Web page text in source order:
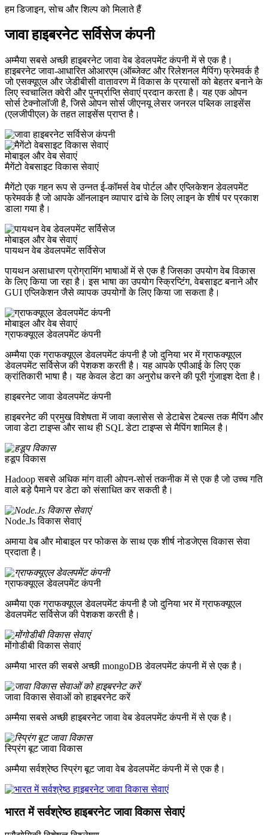
हम डिजाइन, सोच और शिल्प को मिलाते हैं
जावा हाइबरनेट सर्विसेज कंपनी
अम्मैया सबसे अच्छी हाइबरनेट जावा वेब डेवलपमेंट कंपनी में से एक है।
हाइबरनेट जावा-आधारित ओआरएम (ऑब्जेक्ट और रिलेशनल मैपिंग) फ्रेमवर्क है
जो एसक्यूएल और जेडीबीसी वातावरण में विकास के प्रयासों को बेहतर बनाने के
लिए स्वचालित क्वेरी और पुनर्प्राप्ति सेवाएं प्रदान करता है। यह एक ओपन
सोर्स टेक्नोलॉजी है, जिसे ओपन सोर्स जीएनयू लेसर जनरल पब्लिक लाइसेंस
(एलजीपीएल) के तहत लाइसेंस प्राप्त है।
मोबाइल और वेब सेवाएं
मैगेंटो वेबसाइट विकास सेवाएं
मैगेंटो एक गहन रूप से उन्नत ई-कॉमर्स वेब पोर्टल और एप्लिकेशन डेवलपमेंट
फ्रेमवर्क है जो आपके ऑनलाइन व्यापार ढांचे के लिए लाइन के शीर्ष पर प्रकाश
डाला गया है।
मोबाइल और वेब सेवाएं
पायथन वेब डेवलपमेंट सर्विसेज
पायथन असाधारण प्रोग्रामिंग भाषाओं में से एक है जिसका उपयोग वेब विकास
के लिए किया जा रहा है। इस भाषा का उपयोग स्क्रिप्टिंग, वेबसाइट बनाने और
GUI एप्लिकेशन जैसे व्यापक उपयोगों के लिए किया जा सकता है।
मोबाइल और वेब सेवाएं
ग्राफक्यूएल डेवलपमेंट कंपनी
अम्मैया एक ग्राफक्यूएल डेवलपमेंट कंपनी है जो दुनिया भर में ग्राफक्यूएल
डेवलपमेंट सर्विसेज की पेशकश करती है। यह आपके एपीआई के लिए एक
क्रांतिकारी भाषा है। यह केवल डेटा का अनुरोध करने की पूरी गुंजाइश देता है।
हाइबरनेट जावा डेवलपमेंट कंपनी
हाइबरनेट की प्रमुख विशेषता में जावा क्लासेस से डेटाबेस टेबल्स तक मैपिंग और
जावा डेटा टाइप्स और साथ ही SQL डेटा टाइप्स से मैपिंग शामिल है।
हडूप विकास
Hadoop सबसे अधिक मांग वाली ओपन-सोर्स तकनीक में से एक है जो उच्च गति
वाले बड़े पैमाने पर डेटा को संसाधित कर सकती है।
Node.Js विकास सेवाएं
अमाया वेब और मोबाइल पर फोकस के साथ एक शीर्ष नोडजेएस विकास सेवा
प्रदाता है।
ग्राफक्यूएल डेवलपमेंट कंपनी
अम्मैया एक ग्राफक्यूएल डेवलपमेंट कंपनी है जो दुनिया भर में ग्राफक्यूएल
डेवलपमेंट सर्विसेज की पेशकश करती है।
मोंगोडीबी विकास सेवाएं
अम्मैया भारत की सबसे अच्छी mongoDB डेवलपमेंट कंपनी में से एक है।
जावा विकास सेवाओं को हाइबरनेट करें
अम्मैया सबसे अच्छी हाइबरनेट जावा वेब डेवलपमेंट कंपनी में से एक है।
स्प्रिंग बूट जावा विकास
अम्मैया सर्वश्रेष्ठ स्प्रिंग बूट जावा वेब डेवलपमेंट कंपनी में से एक है।
भारत में सर्वश्रेष्ठ हाइबरनेट जावा विकास सेवाएं